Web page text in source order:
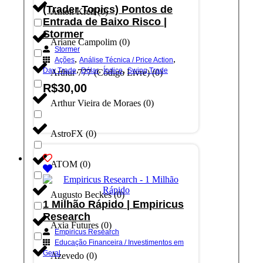
Anton Kreil(0)
Ariane Campolim (0)
Arthur 777 (Código Livre)(0)
Arthur Vieira de Moraes (0)
AstroFX (0)
ATOM (0)
Augusto Beckes(0)
Axia Futures (0)
Azevedo (0)
(Trader Topics) Pontos de
Entrada de Baixo Risco |
Stormer
Stormer
Ações, Análise Técnica / Price Action,
Day Trade,Dólar,Índice,Swing Trade
R$30,00
1 Milhão Rápido | Empiricus
Research
Empiricus Research
Educação Financeira / Investimentos em
Geral